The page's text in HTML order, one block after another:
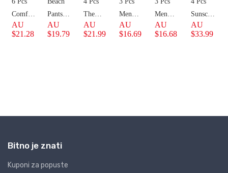
Bitno je znati
Kuponi za popuste